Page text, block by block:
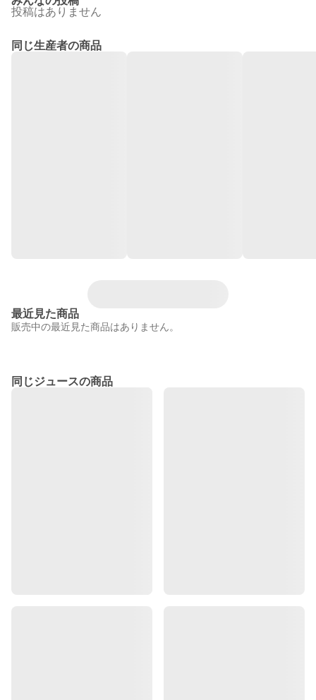
投稿はありません
同じ生産者の商品
最近見た商品
販売中の最近見た商品はありません。
同じジュースの商品